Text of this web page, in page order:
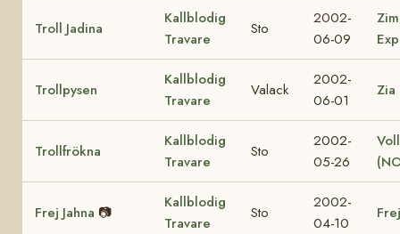
Troll Jadina
Kallblodig
Travare
Sto
2002-
06-09
Trollpysen
Kallblodig
Travare
Valack
2002-
06-01
Zia
Trollfrökna
Kallblodig
Travare
Sto
2002-
05-26
Frej Jahna 📷
Kallblodig
Travare
Sto
2002-
04-10